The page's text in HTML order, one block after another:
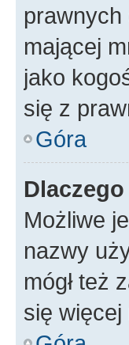
mającej
jako
się z
Góra
Możliwe
nazwy
mógł też
się więcej